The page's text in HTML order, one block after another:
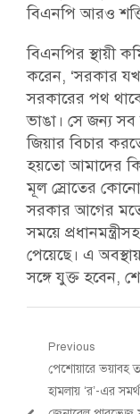
বিএনপি আরও
বিএনপির স্থায়ী
করেন, ‘সরকার
সরকারের পথ
ভাঙা। সে জন্য
জিয়ার বিচার
হয়তো আমাদের
মূল স্রোতের কোনো
সরকার আগের মতো
সময়ে
পেয়েছে। এ
সঙ্গে যুক্ত হবেন,
Post
navigation
Previous
Previous
post:
পেশোয়ারে ভয়াবহ
হামলায় ‘র’-এর